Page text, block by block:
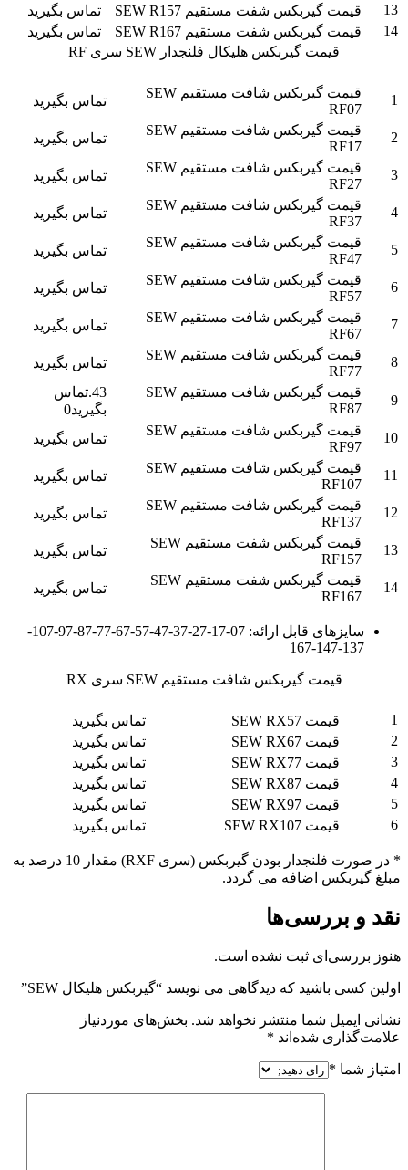
13
قیمت گیربکس شفت مستقیم SEW R157
تماس بگیرید
14
قیمت گیربکس شفت مستقیم SEW R167
تماس بگیرید
قیمت گیربکس هلیکال فلنجدار SEW سری RF
1
قیمت گیربکس شافت مستقیم SEW
RF07
تماس بگیرید
2
قیمت گیربکس شافت مستقیم SEW
RF17
تماس بگیرید
3
قیمت گیربکس شافت مستقیم SEW
RF27
تماس بگیرید
4
قیمت گیربکس شافت مستقیم SEW
RF37
تماس بگیرید
5
قیمت گیربکس شافت مستقیم SEW
RF47
تماس بگیرید
6
قیمت گیربکس شافت مستقیم SEW
RF57
تماس بگیرید
7
قیمت گیربکس شافت مستقیم SEW
RF67
تماس بگیرید
8
قیمت گیربکس شافت مستقیم SEW
RF77
تماس بگیرید
9
قیمت گیربکس شافت مستقیم SEW
RF87
43.تماس
بگیرید0
10
قیمت گیربکس شافت مستقیم SEW
RF97
تماس بگیرید
11
قیمت گیربکس شافت مستقیم SEW
RF107
تماس بگیرید
12
قیمت گیربکس شافت مستقیم SEW
RF137
تماس بگیرید
13
قیمت گیربکس شفت مستقیم SEW
RF157
تماس بگیرید
14
قیمت گیربکس شفت مستقیم SEW
RF167
تماس بگیرید
سایزهای قابل ارائه: 07-17-27-37-47-57-67-77-87-97-107-
137-147-167
قیمت گیربکس شافت مستقیم SEW سری RX
1
قیمت SEW RX57
تماس بگیرید
2
قیمت SEW RX67
تماس بگیرید
3
قیمت SEW RX77
تماس بگیرید
4
قیمت SEW RX87
تماس بگیرید
5
قیمت SEW RX97
تماس بگیرید
6
قیمت SEW RX107 تماس بگیرید
* در صورت فلنجدار بودن گیربکس (سری RXF) مقدار 10 درصد به
مبلغ گیربکس اضافه می گردد.
نقد و بررسی‌ها
هنوز بررسی‌ای ثبت نشده است.
اولین کسی باشید که دیدگاهی می نویسد “گیربکس هلیکال SEW”
نشانی ایمیل شما منتشر نخواهد شد. بخش‌های موردنیاز
علامت‌گذاری شده‌اند *
امتیاز شما *